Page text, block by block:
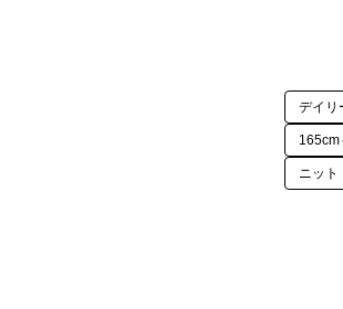
デイリ
ニット